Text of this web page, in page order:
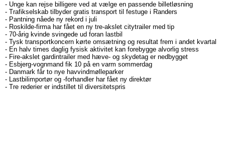
- Unge kan rejse billigere ved at vælge en passende billetløsning
- Trafikselskab tilbyder gratis transport til festuge i Randers
- Pantning nåede ny rekord i juli
- Roskilde-firma har fået en ny tre-akslet citytrailer med tip
- 70-årig kvinde svingede ud foran lastbil
- Tysk transportkoncern kørte omsætning og resultat frem i andet kvartal
- En halv times daglig fysisk aktivitet kan forebygge alvorlig stress
- Fire-akslet gardintrailer med hæve- og skydetag er nedbygget
- Esbjerg-vognmand fik 10 på en varm sommerdag
- Danmark får to nye havvindmølleparker
- Lastbilimportør og -forhandler har fået ny direktør
- Tre rederier er indstillet til diversitetspris